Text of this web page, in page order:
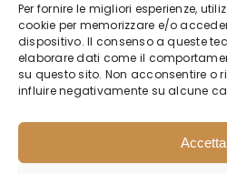
Per fornire le migliori esperienze,
cookie per memorizzare e/o
dispositivo. Il consenso a queste
elaborare dati come il
su questo sito. Non acconsentire o
influire negativamente su alcune
Accetta